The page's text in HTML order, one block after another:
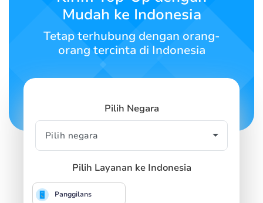
Bahasa Indonesia
SIGN IN
Mudah ke Indonesia
Tetap terhubung dengan orang-
orang tercinta di Indonesia
Pilih Negara
Pilih Layanan ke Indonesia
Panggilans